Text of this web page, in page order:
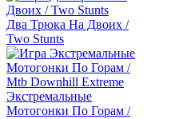
Два Трюка На Двоих /
Two Stunts
Экстремальные
Мотогонки По Горам /